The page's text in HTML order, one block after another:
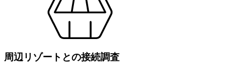
周辺リゾートとの接続調査